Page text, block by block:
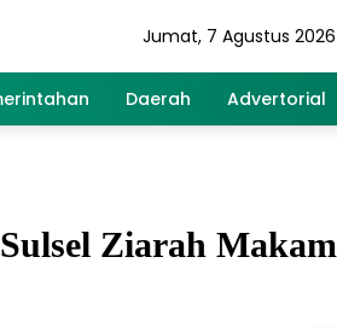
Jumat, 7 Agustus 2026
Daerah Advertorial
Ziarah Makam